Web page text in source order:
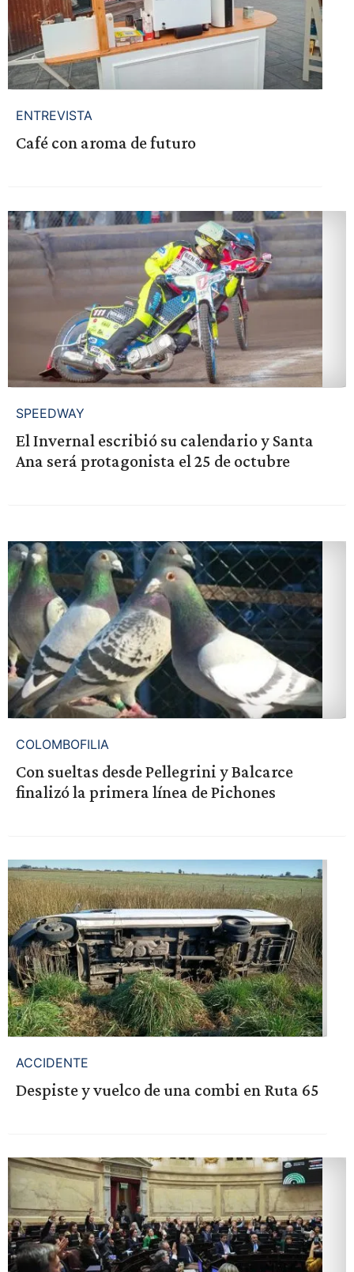
ENTREVISTA
Café con aroma de futuro
SPEEDWAY
El Invernal escribió su calendario y Santa
Ana será protagonista el 25 de octubre
COLOMBOFILIA
Con sueltas desde Pellegrini y Balcarce
finalizó la primera línea de Pichones
ACCIDENTE
Despiste y vuelco de una combi en Ruta 65